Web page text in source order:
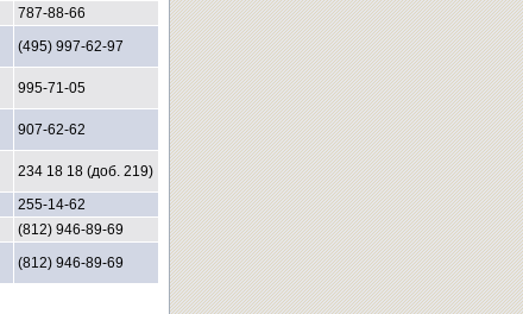
787-88-66
(495) 997-62-97
995-71-05
907-62-62
234 18 18 (доб. 219)
255-14-62
(812) 946-89-69
(812) 946-89-69